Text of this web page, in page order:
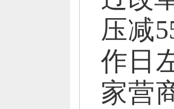
压减
作日
家营